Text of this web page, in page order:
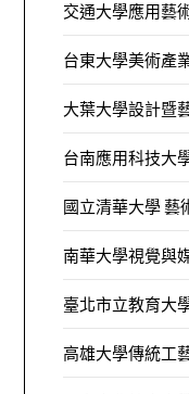
交通大學應用藝
台東大學美術產
大葉大學設計暨
台南應用科技大
國立清華大學 藝
南華大學視覺與
臺北市立教育大
高雄大學傳統工